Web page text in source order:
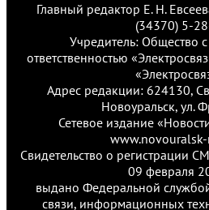
Главный редактор Е. Н.
(34370) 5-
Учредитель: Общество
ответственностью
Адрес редакции: 624130,
Новоуральск, ул.
Сетевое издание
Свидетельство о регистрации
09 февраля
выдано Федеральной
связи, информационных